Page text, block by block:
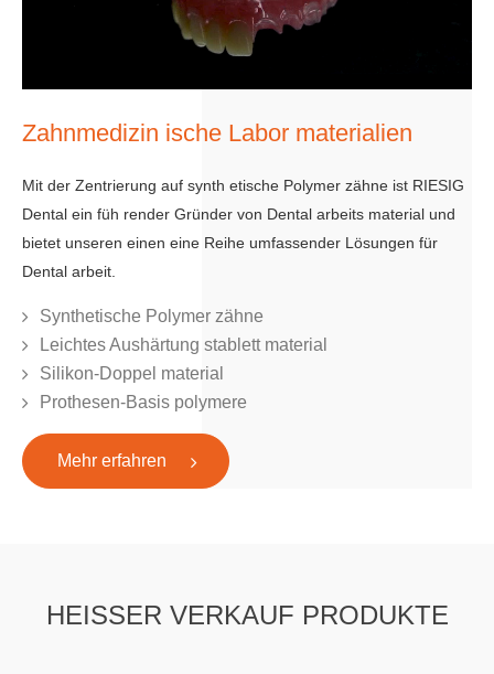
Zahnmedizin ische Labor materialien
Mit der Zentrierung auf synth etische Polymer zähne ist RIESIG
Dental ein füh render Gründer von Dental arbeits material und
bietet unseren einen eine Reihe umfassender Lösungen für
Dental arbeit.
Synthetische Polymer zähne
Leichtes Aushärtung stablett material
Silikon-Doppel material
Prothesen-Basis polymere
Mehr erfahren
HEISSER VERKAUF PRODUKTE